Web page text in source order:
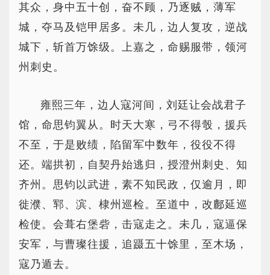
其众，身中五十创，奋不顾，乃逐贼，薄军
城，夺马及铠甲居多。未几，边人复攻，逆战
城下，斩首万馀级。上嘉之，命赐服带，领河
州刺史。
雍熙三年，边人寇河间，刘廷让会战君子
馆，命思钧翼从。时天大寒，弓不得彀，援兵
不至，于是败绩，陷留军中数年，役役不得
还。端拱初，自契丹始逃归，授澄州刺史、知
齐州。思钧以武进，素不知民政，仅逾月，即
徙濮、郓、滨、棣州巡检。至道中，改鄜延巡
检使。会葺右堡砦，击寇走之。未几，寇逼保
安军，与曹璨往援，追蹑五十馀里，至木场，
寇乃遁去。